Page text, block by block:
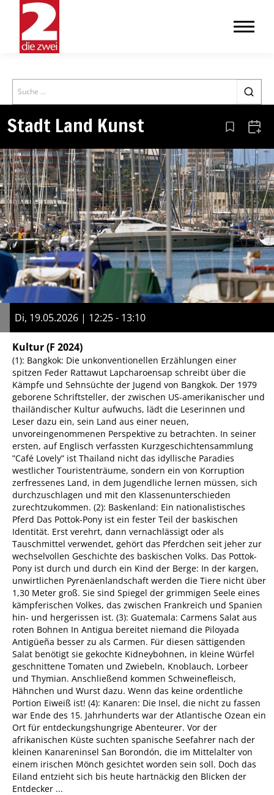
Search
Stadt Land Kunst Aus den
Di, 19.05.2026 | 12:25 - 13:10
Kultur(F 2024)
(1): Bangkok: Die unkonventionellen Erzählungen einer
spitzen Feder Rattawut Lapcharoensap schreibt über die
Kämpfe und Sehnsüchte der Jugend von Bangkok. Der 1979
geborene Schriftsteller, der zwischen US-amerikanischer und
thailändischer Kultur aufwuchs, lädt die Leserinnen und
Leser dazu ein, sein Land aus einer neuen,
unvoreingenommenen Perspektive zu betrachten. In seiner
ersten, auf Englisch verfassten Kurzgeschichtensammlung
ʺCafé Lovelyʺ ist Thailand nicht das idyllische Paradies
westlicher Touristenträume, sondern ein von Korruption
zerfressenes Land, in dem Jugendliche lernen müssen, sich
durchzuschlagen und mit den Klassenunterschieden
zurechtzukommen. (2): Baskenland: Ein nationalistisches
Pferd Das Pottok-Pony ist ein fester Teil der baskischen
Identität. Erst verehrt, dann vernachlässigt oder als
Tauschmittel verwendet, gehört das Pferdchen seit jeher zur
wechselvollen Geschichte des baskischen Volks. Das Pottok-
Pony ist durch und durch ein Kind der Berge: In der kargen,
unwirtlichen Pyrenäenlandschaft werden die Tiere nicht über
1,30 Meter groß. Sie sind Spiegel der grimmigen Seele eines
kämpferischen Volkes, das zwischen Frankreich und Spanien
hin- und hergerissen ist. (3): Guatemala: Carmens Salat aus
roten Bohnen In Antigua bereitet niemand die Piloyada
Antigüeña besser zu als Carmen. Für diesen sättigenden
Salat benötigt sie gekochte Kidneybohnen, in kleine Würfel
geschnittene Tomaten und Zwiebeln, Knoblauch, Lorbeer
und Thymian. Anschließend kommen Schweinefleisch,
Hähnchen und Wurst dazu. Wenn das keine ordentliche
Portion Eiweiß ist! (4): Kanaren: Die Insel, die nicht zu fassen
war Ende des 15. Jahrhunderts war der Atlantische Ozean ein
Ort für entdeckungshungrige Abenteurer. Vor der
afrikanischen Küste suchten spanische Seefahrer nach der
kleinen Kanareninsel San Borondón, die im Mittelalter von
einem irischen Mönch gesichtet worden sein soll. Doch das
Eiland entzieht sich bis heute hartnäckig den Blicken der
Entdecker ...